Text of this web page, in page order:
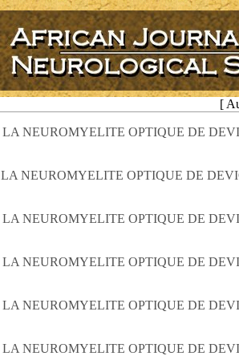
[
LA NEUROMYELITE OPTIQUE DE
LA NEUROMYELITE OPTIQUE DE
LA NEUROMYELITE OPTIQUE DE
LA NEUROMYELITE OPTIQUE DE
LA NEUROMYELITE OPTIQUE DE
LA NEUROMYELITE OPTIQUE DE